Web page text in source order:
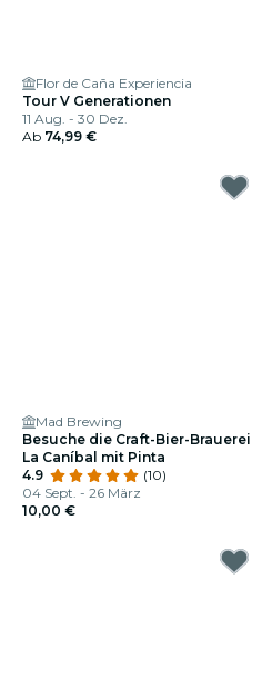
Flor de Caña Experiencia
Tour V Generationen
11 Aug. - 30 Dez.
Ab 74,99 €
Mad Brewing
Besuche die Craft-Bier-Brauerei
La Caníbal mit Pinta
4.9
(10)
04 Sept. - 26 März
10,00 €